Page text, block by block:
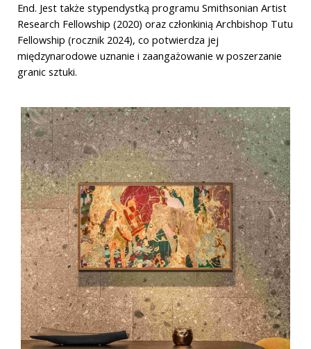
End. Jest także stypendystką programu Smithsonian Artist
Research Fellowship (2020) oraz członkinią Archbishop Tutu
Fellowship (rocznik 2024), co potwierdza jej
międzynarodowe uznanie i zaangażowanie w poszerzanie
granic sztuki.